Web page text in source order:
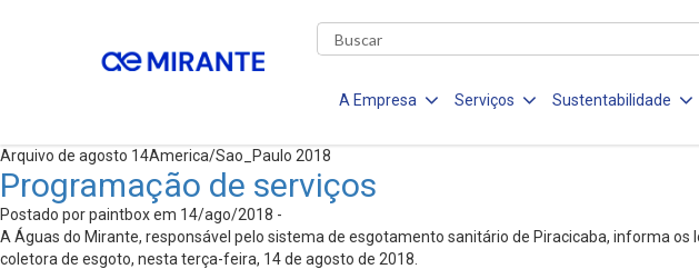
A Empresa Serviços Sustentabilidade
Arquivo de agosto 14America/Sao_Paulo 2018
Programação de serviços
Postado por paintbox em 14/ago/2018 -
A Águas do Mirante, responsável pelo sistema de esgotamento sanitário de Piracicaba, informa
coletora de esgoto, nesta terça-feira, 14 de agosto de 2018.